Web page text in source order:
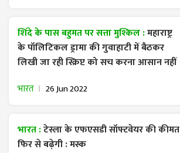
शिंदे के पास बहुमत पर सत्ता मुश्किल :महाराष्ट्र
के पॉलिटिकल ड्रामा की गुवाहाटी में बैठकर
लिखी जा रही स्क्रिप्ट को सच करना आसान नहीं
भारत 26 Jun 2022
भारत :टेस्ला के एफएसडी सॉफ्टवेयर की कीमत
फिर से बढ़ेगी : मस्क